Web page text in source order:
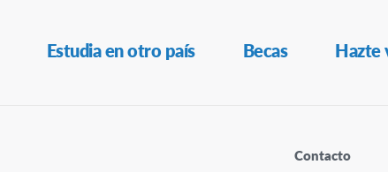
Estudia en otro país Becas Hazte
Contacto